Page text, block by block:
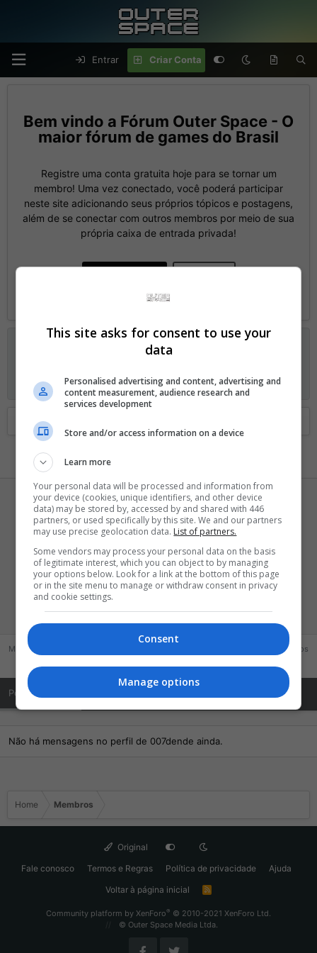
Entrar Criar Conta
Fórum Outer Space - O
maior fórum de games do Brasil
Registre uma conta gratuita hoje para se tornar um
membro! Uma vez conectado, você poderá participar
neste site adicionando seus próprios tópicos e postagens,
além de se conectar com outros membros por meio de sua
própria caixa de entrada privada!
Anunciando os planos GOLD no Fórum Outer Space
Visitante, agora você pode ajudar o Fórum Outer Space e
anúncios
edois temas exclusivos. Veja os detalhesaqui.
Home
0
007dende
Larva ·33
Registrado
Mensagens Pontos
Posts de Perfil Sobre Mim
Não há mensagens no perfil de 007dende ainda.
Home Membros
Original
Fale conosco
Termos e Regras Política de privacidade
Ajuda
Voltar à página inicial
R
Community platform by XenForo® © 2010-2021 XenForo Ltd.
© Outer Space Media Ltda.
This site asks for consent to use your
data
Personalised advertising and content, advertising and
content measurement, audience research and
services development
Store and/or access information on a device
Learn more
Your personal data will be processed and information from
your device (cookies, unique identifiers, and other device
data) may be stored by, accessed by and shared with 446
partners, or used specifically by this site. We and our partners
may use precise geolocation data. List of partners.
Some vendors may process your personal data on the basis
of legitimate interest, which you can object to by managing
your options below. Look for a link at the bottom of this page
or in the site menu to manage or withdraw consent in privacy
and cookie settings.
Consent
Manage options